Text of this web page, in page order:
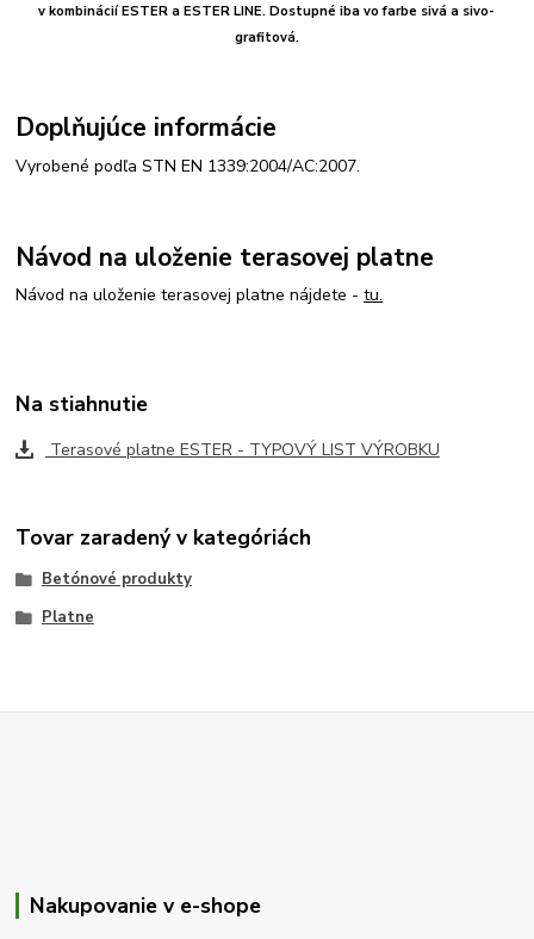
v kombinácií ESTER a ESTER LINE. Dostupné iba vo farbe sivá a sivo-
grafitová.
Doplňujúce informácie
Vyrobené podľa STN EN 1339:2004/AC:2007.
Návod na uloženie terasovej platne
Návod na uloženie terasovej platne nájdete -tu.
Na stiahnutie
Terasové platne ESTER - TYPOVÝ LIST VÝROBKU
Tovar zaradený v kategóriách
Betónové produkty
Platne
Nakupovanie v e-shope